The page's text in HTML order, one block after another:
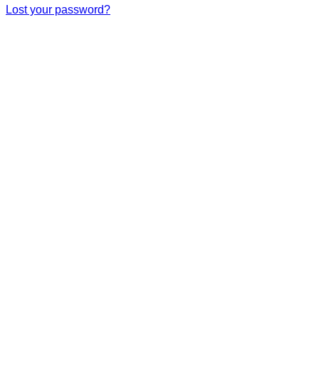
Lost your password?